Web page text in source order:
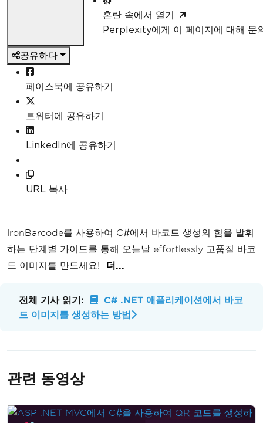
혼란 속에서 열기
Perplexity에게 이 페이지에 대해 문
공유하다
페이스북에 공유하기
트위터에 공유하기
LinkedIn에 공유하기
URL 복사
IronBarcode를 사용하여 C#에서 바코드 생성의 힘을 발휘
하는 단계별 가이드를 통해 오늘날 effortlessly 고품질 바코
드 이미지를 만드세요!
더...
전체 기사 읽기:
C# .NET 애플리케이션에서 바코
드 이미지를 생성하는 방법
관련 동영상